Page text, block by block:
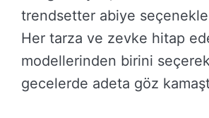
trendsetter abiye
Her tarza ve zevke hitap
modellerinden birini
gecelerde adeta göz